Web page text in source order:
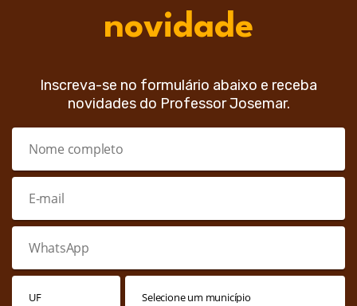
novidade
Inscreva-se no formulário abaixo e receba
novidades do Professor Josemar.